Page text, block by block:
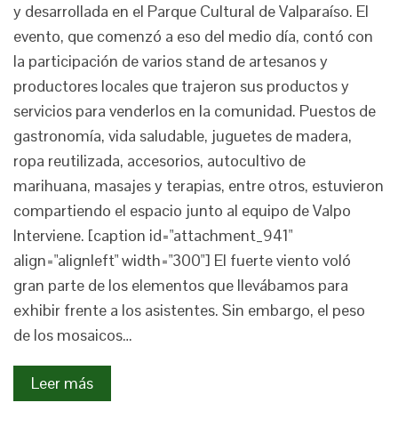
y desarrollada en el Parque Cultural de Valparaíso. El
evento, que comenzó a eso del medio día, contó con
la participación de varios stand de artesanos y
productores locales que trajeron sus productos y
servicios para venderlos en la comunidad. Puestos de
gastronomía, vida saludable, juguetes de madera,
ropa reutilizada, accesorios, autocultivo de
marihuana, masajes y terapias, entre otros, estuvieron
compartiendo el espacio junto al equipo de Valpo
Interviene. [caption id="attachment_941"
align="alignleft" width="300"] El fuerte viento voló
gran parte de los elementos que llevábamos para
exhibir frente a los asistentes. Sin embargo, el peso
de los mosaicos…
Leer más